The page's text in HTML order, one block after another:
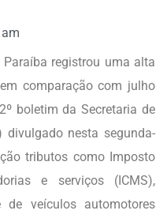
registrou uma alta
comparação com julho
boletim da Secretaria de
divulgado nesta segunda-
tributos como Imposto
e serviços (ICMS),
de veículos automotores